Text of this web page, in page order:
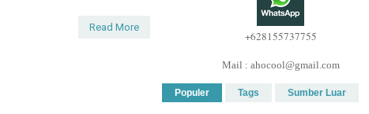
Read More
+628155737755
Mail : ahocool@gmail.com
Populer Tags Sumber Luar